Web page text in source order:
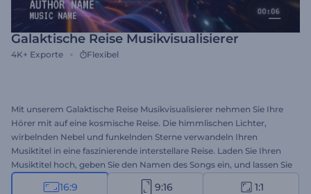
Galaktische Reise Musikvisualisierer
4K+ Exporte Flexibel
Mit unserem Galaktische Reise Musikvisualisierer nehmen Sie Ihre
Hörer mit auf eine kosmische Reise. Die himmlischen Lichter,
wirbelnden Nebel und funkelnden Sterne verwandeln Ihren
Musiktitel in eine faszinierende interstellare Reise. Laden Sie Ihren
Musiktitel hoch, geben Sie den Namen des Songs ein, und lassen Sie
die grenzenlosen Galaxien Ihre Fangemeinde wachsen. Perfekt für
16:9 9:16 1:1